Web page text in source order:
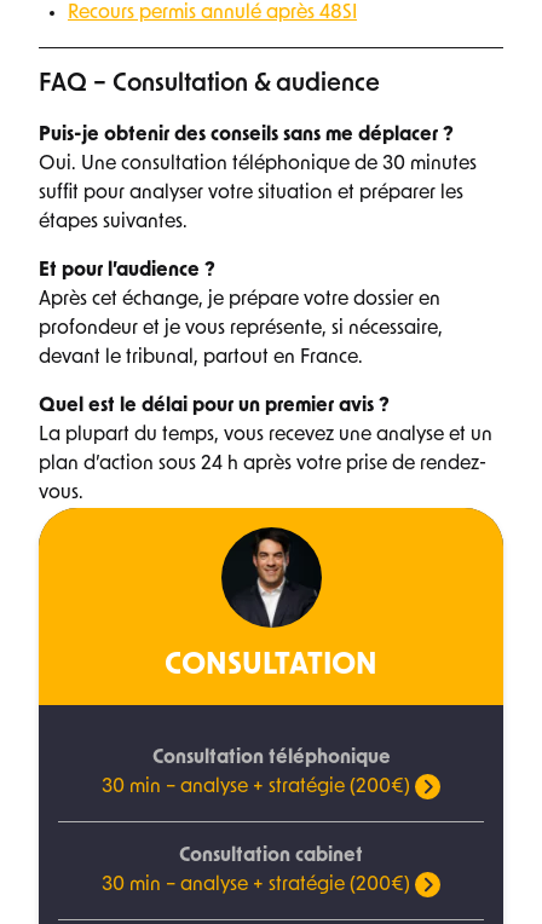
Recours permis annulé après 48SI
FAQ – Consultation & audience
Puis-je obtenir des conseils sans me déplacer ?
Oui. Une consultation téléphonique de 30 minutes
suffit pour analyser votre situation et préparer les
étapes suivantes.
Et pour l’audience ?
Après cet échange, je prépare votre dossier en
profondeur et je vous représente, si nécessaire,
devant le tribunal, partout en France.
Quel est le délai pour un premier avis ?
La plupart du temps, vous recevez une analyse et un
plan d’action sous 24 h après votre prise de rendez-
vous.
CONSULTATION
Consultation téléphonique
30 min – analyse + stratégie (200€)
Consultation cabinet
30 min – analyse + stratégie (200€)